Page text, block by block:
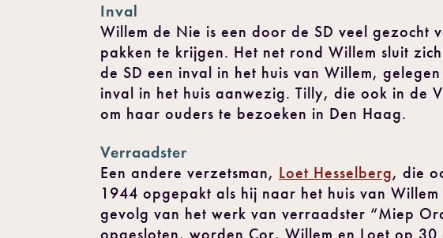
Inval
Willem de Nie is een door de SD veel gezocht
pakken te krijgen. Het net rond Willem sluit
de SD een inval in het huis van Willem,
inval in het huis aanwezig. Tilly, die ook in de
om haar ouders te bezoeken in Den Haag.
Verraadster
Een andere verzetsman, Loet Hesselberg, die
1944 opgepakt als hij naar het huis van
gevolg van het werk van verraadster “Miep
opgesloten, worden Cor, Willem en Loet op